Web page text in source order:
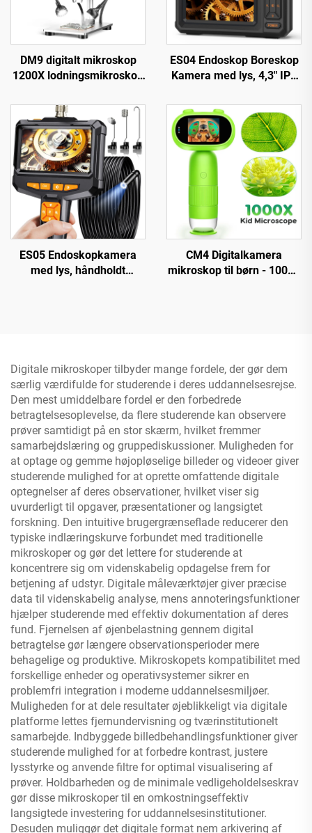
DM9 digitalt mikroskop
1200X lodningsmikroskop
kredsreparation
ES04 Endoskop Boreskop
Kamera med lys, 4,3" IPS
inspektionskamera, 7,9
mm IP67 vandtæt
ES05 Endoskopkamera
med lys, håndholdt
CM4 Digitalkamera
mikroskop til børn - 1000X
Digitale mikroskoper tilbyder mange fordele, der gør dem
særlig værdifulde for studerende i deres uddannelsesrejse.
Den mest umiddelbare fordel er den forbedrede
betragtelsesoplevelse, da flere studerende kan observere
prøver samtidigt på en stor skærm, hvilket fremmer
samarbejdslæring og gruppediskussioner. Muligheden for
at optage og gemme højopløselige billeder og videoer giver
studerende mulighed for at oprette omfattende digitale
optegnelser af deres observationer, hvilket viser sig
uvurderligt til opgaver, præsentationer og langsigtet
forskning. Den intuitive brugergrænseflade reducerer den
typiske indlæringskurve forbundet med traditionelle
mikroskoper og gør det lettere for studerende at
koncentrere sig om videnskabelig opdagelse frem for
betjening af udstyr. Digitale måleværktøjer giver præcise
data til videnskabelig analyse, mens annoteringsfunktioner
hjælper studerende med effektiv dokumentation af deres
fund. Fjernelsen af øjenbelastning gennem digital
betragtelse gør længere observationsperioder mere
behagelige og produktive. Mikroskopets kompatibilitet med
forskellige enheder og operativsystemer sikrer en
problemfri integration i moderne uddannelsesmiljøer.
Muligheden for at dele resultater øjeblikkeligt via digitale
platforme lettes fjernundervisning og tværinstitutionelt
samarbejde. Indbyggede billedbehandlingsfunktioner giver
studerende mulighed for at forbedre kontrast, justere
lysstyrke og anvende filtre for optimal visualisering af
prøver. Holdbarheden og de minimale vedligeholdelseskrav
gør disse mikroskoper til en omkostningseffektiv
langsigtede investering for uddannelsesinstitutioner.
Desuden muliggør det digitale format nem arkivering af